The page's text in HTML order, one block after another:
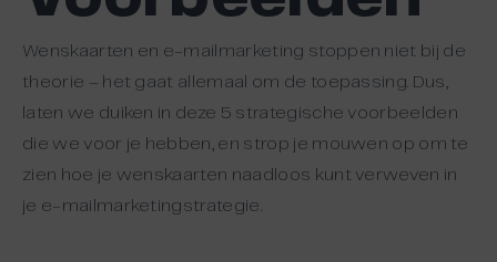
Wenskaarten en e-mailmarketing stoppen niet bij de
theorie – het gaat allemaal om de toepassing. Dus,
laten we duiken in deze 5 strategische voorbeelden
die we voor je hebben, en strop je mouwen op om te
zien hoe je wenskaarten naadloos kunt verweven in
je e-mailmarketingstrategie.